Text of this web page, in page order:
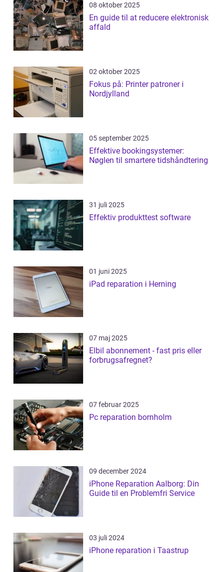
08 oktober 2025
En guide til at reducere elektronisk
affald
02 oktober 2025
Fokus på: Printer patroner i
Nordjylland
05 september 2025
Effektive bookingsystemer:
Nøglen til smartere tidshåndtering
31 juli 2025
Effektiv produkttest software
01 juni 2025
iPad reparation i Herning
07 maj 2025
Elbil abonnement - fast pris eller
forbrugsafregnet?
07 februar 2025
Pc reparation bornholm
09 december 2024
iPhone Reparation Aalborg: Din
Guide til en Problemfri Service
03 juli 2024
iPhone reparation i Taastrup